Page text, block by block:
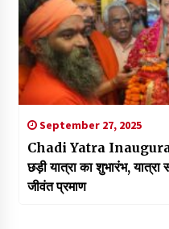
September 27, 2025
Chadi Yatra
छड़ी यात्रा का शुभारंभ,
जीवंत प्रमाण